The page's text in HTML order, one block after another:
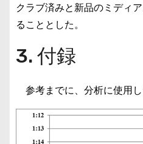
クラブ済みと新品のミディ
ることとした。
3. 付録
参考までに、分析に使用し